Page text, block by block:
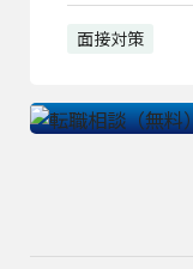
面接対策